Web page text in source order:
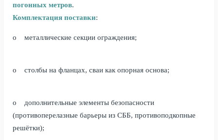
погонных метров.
Комплектация поставки:
o металлические секции ограждения;
o столбы на фланцах, сваи как опорная основа;
o дополнительные элементы безопасности
(противоперелазные барьеры из СББ, противоподкопные
решётки);